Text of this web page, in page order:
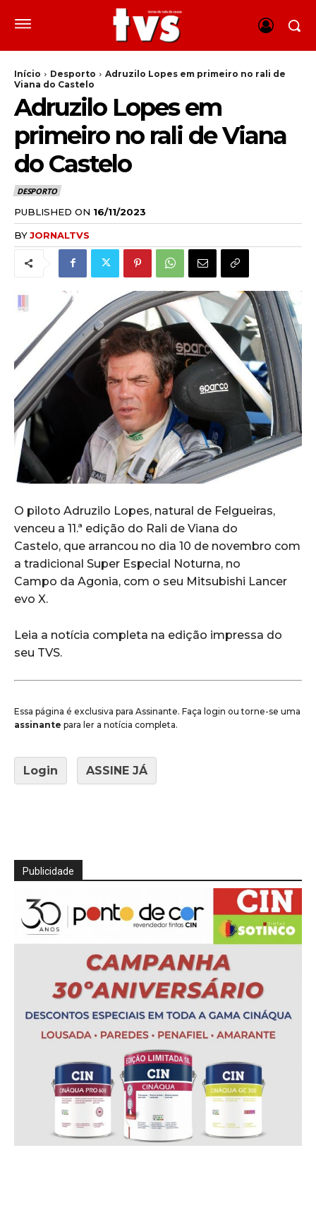
Início Desporto
Adruzilo Lopes em primeiro no rali de
Viana do Castelo
Adruzilo Lopes em
primeiro no rali de Viana
do Castelo
DESPORTO
PUBLISHED ON 16/11/2023
BYJORNALTVS
O piloto Adruzilo Lopes, natural de Felgueiras,
venceu a 11.ª edição do Rali de Viana do
Castelo, que arrancou no dia 10 de novembro com
a tradicional Super Especial Noturna, no
Campo da Agonia, com o seu Mitsubishi Lancer
evo X.
Leia a notícia completa na edição impressa do
seu TVS.
Essa página é exclusiva para Assinante. Faça login ou torne-se uma
assinante para ler a notícia completa.
Login ASSINE JÁ
Publicidade